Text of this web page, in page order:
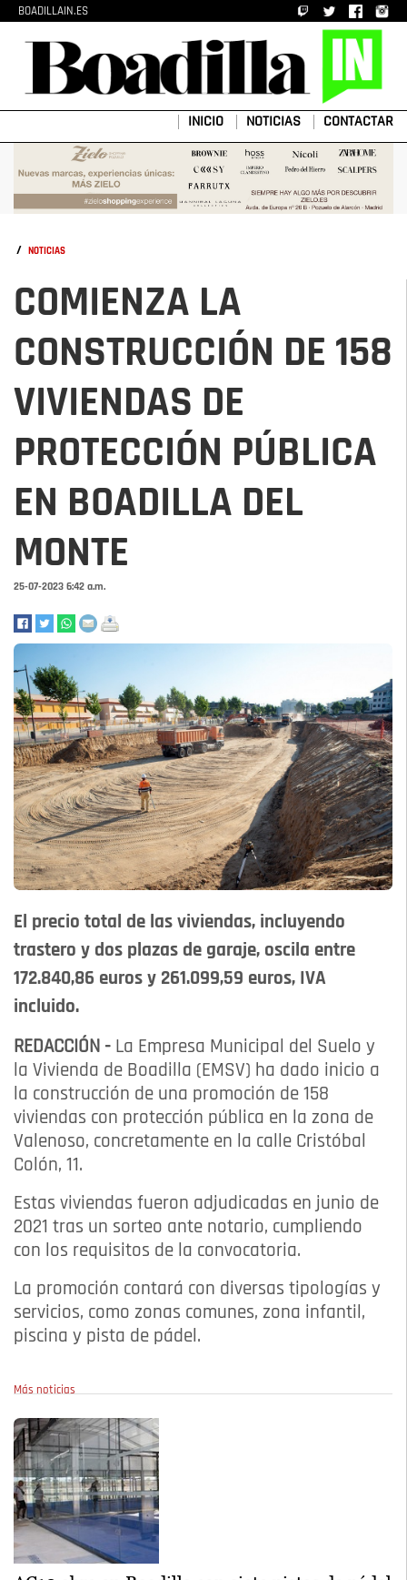
BOADILLAIN.ES
INICIO NOTICIAS CONTACTAR
/ NOTICIAS
COMIENZA LA
CONSTRUCCIÓN DE 158
VIVIENDAS DE
PROTECCIÓN PÚBLICA
EN BOADILLA DEL
MONTE
25-07-2023 6:42 a.m.
El precio total de las viviendas, incluyendo
trastero y dos plazas de garaje, oscila entre
172.840,86 euros y 261.099,59 euros, IVA
incluido.
REDACCIÓN - La Empresa Municipal del Suelo y
la Vivienda de Boadilla (EMSV) ha dado inicio a
la construcción de una promoción de 158
viviendas con protección pública en la zona de
Valenoso, concretamente en la calle Cristóbal
Colón, 11.
Estas viviendas fueron adjudicadas en junio de
2021 tras un sorteo ante notario, cumpliendo
con los requisitos de la convocatoria.
La promoción contará con diversas tipologías y
servicios, como zonas comunes, zona infantil,
piscina y pista de pádel.
Más noticias